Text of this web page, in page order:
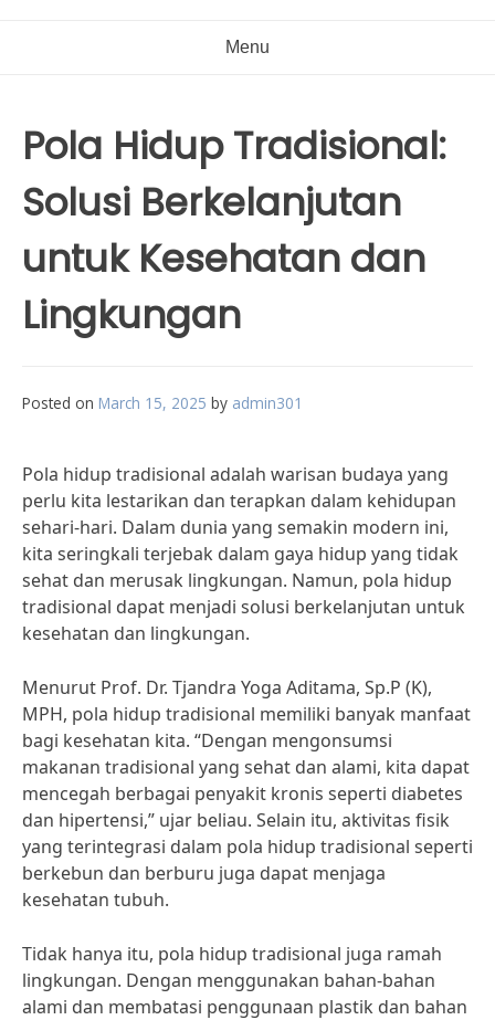
Menu
Pola Hidup Tradisional:
Solusi Berkelanjutan
untuk Kesehatan dan
Lingkungan
Posted on March 15, 2025 by admin301
Pola hidup tradisional adalah warisan budaya yang
perlu kita lestarikan dan terapkan dalam kehidupan
sehari-hari. Dalam dunia yang semakin modern ini,
kita seringkali terjebak dalam gaya hidup yang tidak
sehat dan merusak lingkungan. Namun, pola hidup
tradisional dapat menjadi solusi berkelanjutan untuk
kesehatan dan lingkungan.
Menurut Prof. Dr. Tjandra Yoga Aditama, Sp.P (K),
MPH, pola hidup tradisional memiliki banyak manfaat
bagi kesehatan kita. “Dengan mengonsumsi
makanan tradisional yang sehat dan alami, kita dapat
mencegah berbagai penyakit kronis seperti diabetes
dan hipertensi,” ujar beliau. Selain itu, aktivitas fisik
yang terintegrasi dalam pola hidup tradisional seperti
berkebun dan berburu juga dapat menjaga
kesehatan tubuh.
Tidak hanya itu, pola hidup tradisional juga ramah
lingkungan. Dengan menggunakan bahan-bahan
alami dan membatasi penggunaan plastik dan bahan